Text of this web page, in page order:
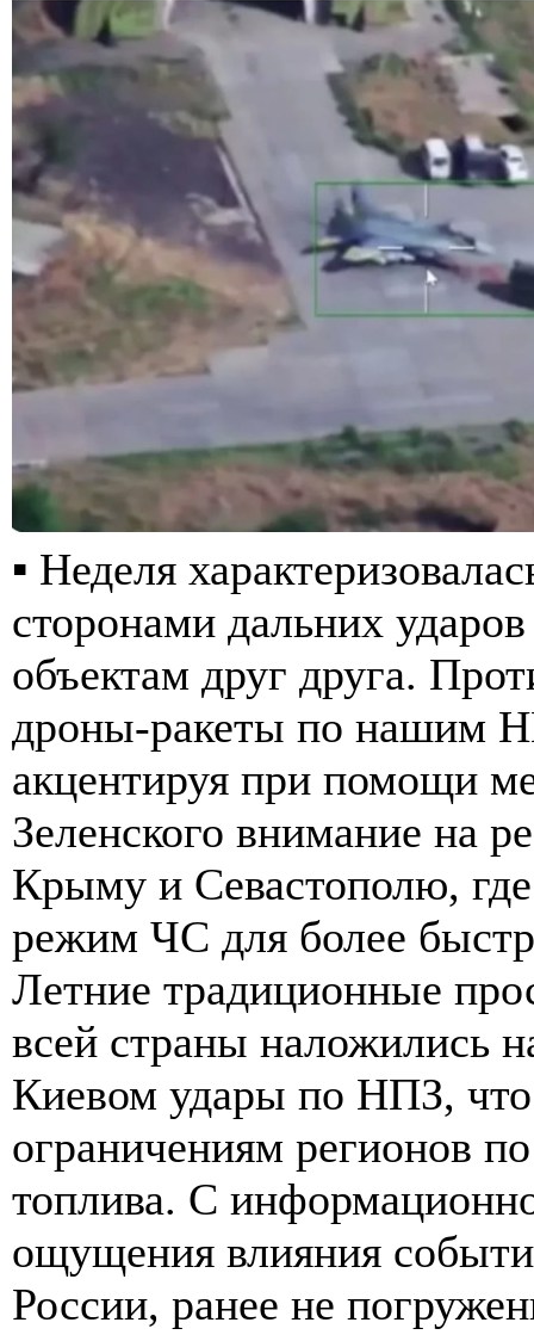
▪️ Неделя
сторонами дальних
объектам друг друга.
дроны-ракеты по нашим
акцентируя при помощи
Зеленского внимание на
Крыму и Севастополю, где
режим ЧС для более
Летние традиционные
всей страны наложились
Киевом удары по НПЗ, что
ограничениям регионов
топлива. С
ощущения влияния
России, ранее не